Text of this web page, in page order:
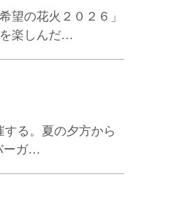
望の花火２０２６」
楽しんだ…
る。夏の夕方から
ーガ…